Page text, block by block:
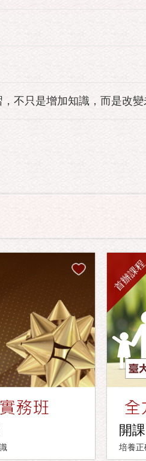
不只是增加知識，而是改變
首辦課
開
培養